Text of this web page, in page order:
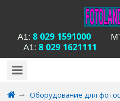
А1: 8 029 1591000
А1: 8 029 1621111
Время работы магазина
20-00, сб с 13-00 до 18-00, вс
Оборудование для